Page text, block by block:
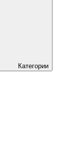
Категории